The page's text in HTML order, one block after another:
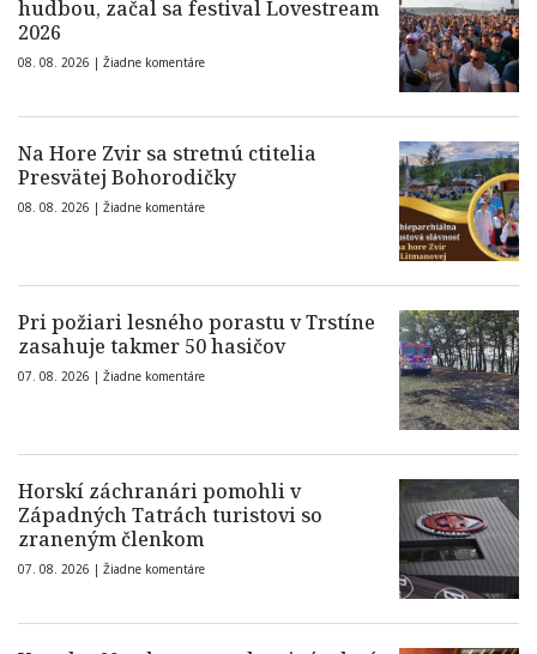
hudbou, začal sa festival Lovestream
2026
08. 08. 2026 | Žiadne komentáre
Na Hore Zvir sa stretnú ctitelia
Presvätej Bohorodičky
08. 08. 2026 | Žiadne komentáre
Pri požiari lesného porastu v Trstíne
zasahuje takmer 50 hasičov
07. 08. 2026 | Žiadne komentáre
Horskí záchranári pomohli v
Západných Tatrách turistovi so
zraneným členkom
07. 08. 2026 | Žiadne komentáre